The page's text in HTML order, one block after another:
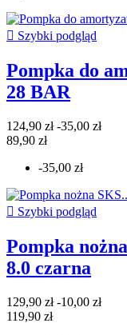
 Szybki podgląd
Pompka do
28 BAR
124,90 zł -35,00 zł
89,90 zł
-35,00 zł
 Szybki podgląd
Pompka
8.0 czarna
129,90 zł -10,00 zł
119,90 zł